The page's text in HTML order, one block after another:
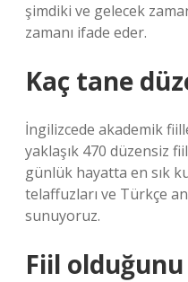
şimdiki ve gelecek
zamanı ifade eder.
Kaç tane
İngilizcede akademik
yaklaşık 470 düzensiz
günlük hayatta en sık
telaffuzları ve Türkçe
sunuyoruz.
Fiil olduğunu